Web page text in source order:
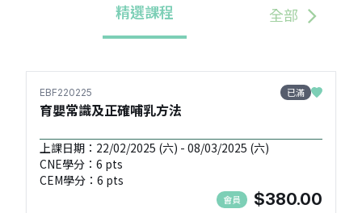
精選課程 全部
EBF220225 已滿
育嬰常識及正確哺乳方法
上課日期：22/02/2025 (六) - 08/03/2025 (六)
CNE學分：6 pts
CEM學分：6 pts
會員 $380.00